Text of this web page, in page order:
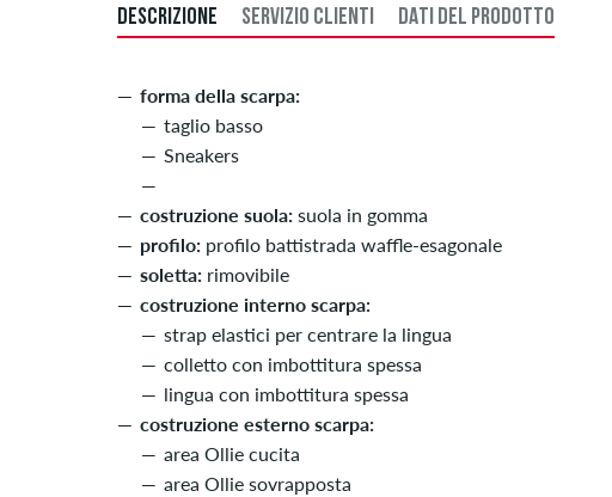
DESCRIZIONE SERVIZIO CLIENTI DATI DEL PRODOTTO
forma della scarpa:
taglio basso
Sneakers
costruzione suola: suola in gomma
profilo: profilo battistrada waffle-esagonale
soletta: rimovibile
costruzione interno scarpa:
strap elastici per centrare la lingua
colletto con imbottitura spessa
lingua con imbottitura spessa
costruzione esterno scarpa:
area Ollie cucita
area Ollie sovrapposta